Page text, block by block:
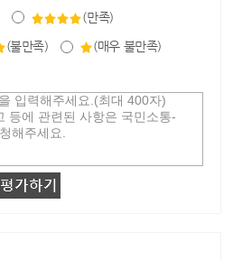
(만족)
(불만족) (매우 불만족)